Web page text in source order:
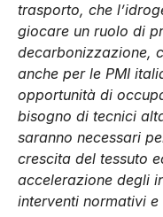
trasporto, che
giocare un ruolo di
decarbonizzazione,
anche per le PMI
opportunità di
bisogno di tecnici
saranno necessari
crescita del tessuto
accelerazione degli
interventi normativi